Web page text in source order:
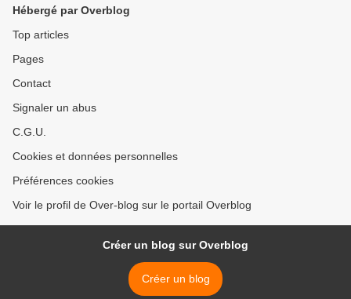
Hébergé par Overblog
Top articles
Pages
Contact
Signaler un abus
C.G.U.
Cookies et données personnelles
Préférences cookies
Voir le profil de Over-blog sur le portail Overblog
Créer un blog sur Overblog
Créer un blog